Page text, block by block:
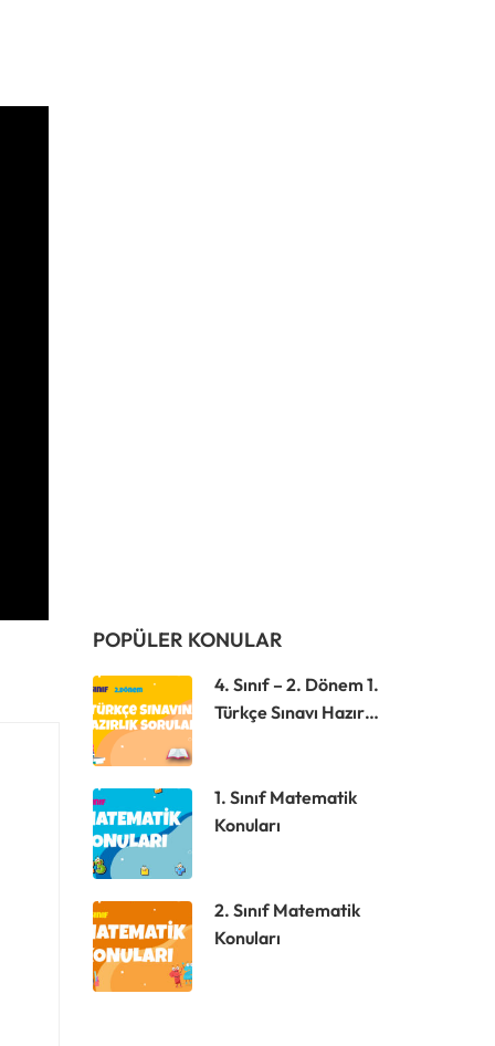
POPÜLER KONULAR
4. Sınıf – 2. Dönem 1.
Türkçe Sınavı Hazırlık
1. Sınıf Matematik
Konuları
2. Sınıf Matematik
Konuları